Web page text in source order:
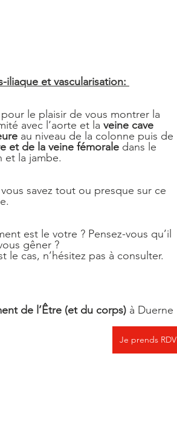
iliaque et vascularisation:
le plaisir de vous montrer la
avec l’aorte et la veine cave
au niveau de la colonne puis de
et de la veine fémorale dans le
et la jambe.
savez tout ou presque sur ce
est le votre ? Pensez-vous qu’il
gêner ?
le cas, n’hésitez pas à consulter.
de l’Être (et du corps) à Duerne
Je prends RDV